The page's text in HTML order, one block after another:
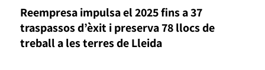
Reempresa impulsa el 2025 fins a 37
traspassos d’èxit i preserva 78 llocs de
treball a les terres de Lleida